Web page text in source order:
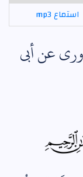
استماع mp3
عن أبي